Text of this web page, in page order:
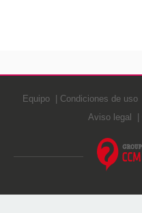
Equipo Condiciones de uso
Aviso legal